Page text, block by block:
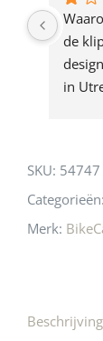
product
de
in
SKU: 54747
Categorieën:
Merk:
Beschrijving